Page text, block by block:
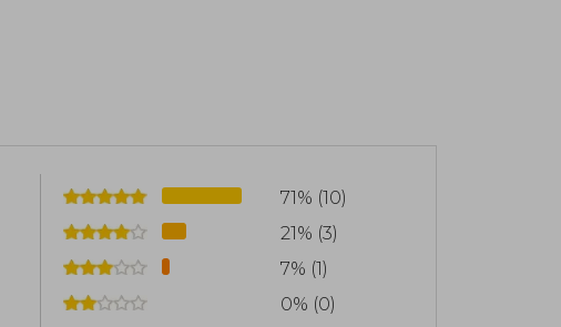
71% (10)
21% (3)
7% (1)
0% (0)